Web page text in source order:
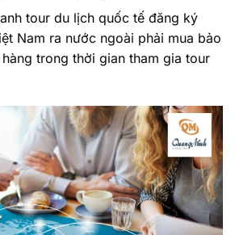
tour du lịch quốc tế đăng ký
Nam ra nước ngoài phải mua bảo
trong thời gian tham gia tour